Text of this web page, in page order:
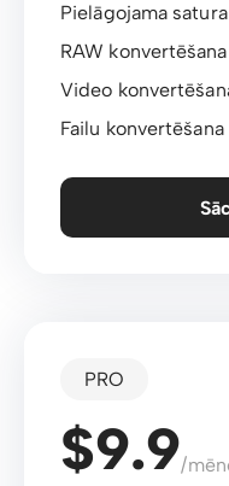
Pielāgojama
RAW
Video
Failu konvertēšana
PRO
$9.9/